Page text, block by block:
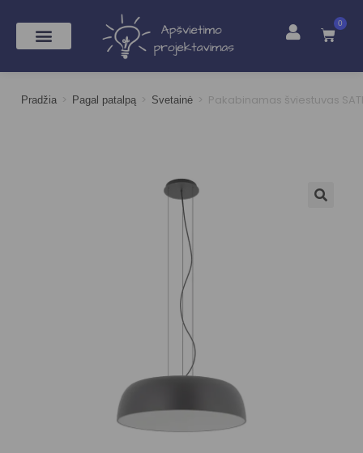
0
Pradžia > Pagal patalpą > Svetainė > Pakabinamas šviestuvas